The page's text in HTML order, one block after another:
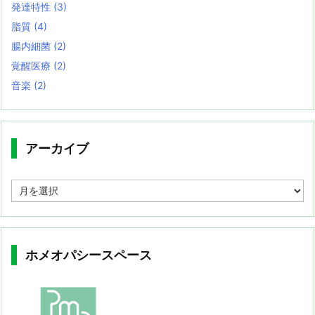
発達特性 (3)
脂質 (4)
腸内細菌 (2)
覚醒医療 (2)
音楽 (2)
アーカイブ
ー
カ
イ
ブ
ホメオパシースペース